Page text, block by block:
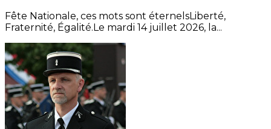
Fête Nationale, ces mots sont éternelsLiberté,
Fraternité, Égalité.Le mardi 14 juillet 2026, la...